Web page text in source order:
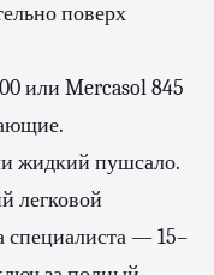
поверх
или Mercasol 845
жидкий пушсало.
легковой
специалиста — 15–